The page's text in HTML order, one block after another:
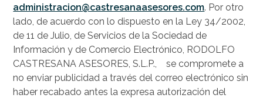
administracion@castresanaasesores.com. Por otro
lado, de acuerdo con lo dispuesto en la Ley 34/2002,
de 11 de Julio, de Servicios de la Sociedad de
Información y de Comercio Electrónico, RODOLFO
CASTRESANA ASESORES, S.L.P., se compromete a
no enviar publicidad a través del correo electrónico sin
haber recabado antes la expresa autorización del